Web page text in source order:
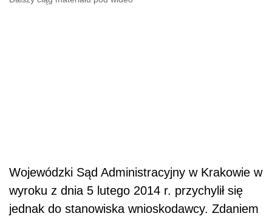
Wojewódzki Sąd Administracyjny w Krakowie w
wyroku z dnia 5 lutego 2014 r. przychylił się
jednak do stanowiska wnioskodawcy. Zdaniem